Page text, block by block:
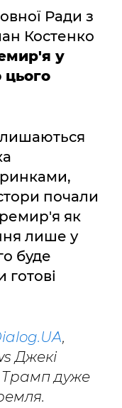
Ради з
Костенко
у
цього
ринками,
почали
як
лише у
буде
готові
,
Джекі
Трамп дуже